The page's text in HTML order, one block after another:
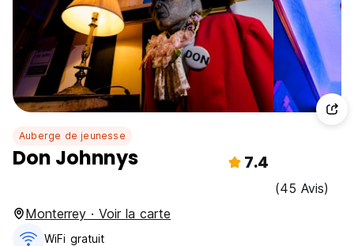
Auberge de jeunesse
Don Johnnys 7.4
(45 Avis)
Monterrey · Voir la carte
WiFi gratuit